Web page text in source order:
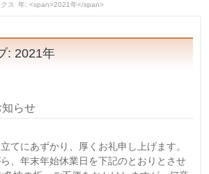
ス 年: <span>2021年</span>
: 2021年
らせ
てにあずかり、厚くお礼申し上げます。
、年末年始休業日を下記のとおりとさせ